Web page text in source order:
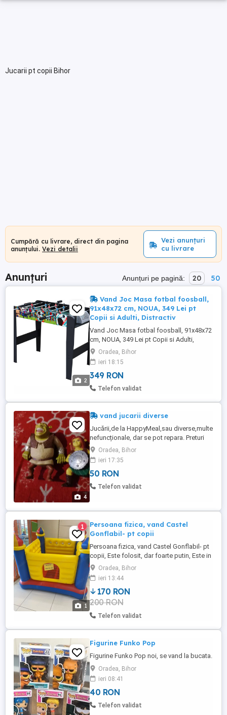
Jucarii pt copii Bihor
Cumpără cu livrare, direct din pagina
anunțului. Vezi detalii
Vezi anunțuri
cu livrare
Anunțuri Anunțuri pe pagină: 20 50
2
Vand Joc Masa fotbal foosball,
91x48x72 cm, NOUA, 349 Lei pt
Copii si Adulti, Distractiv
Vand Joc Masa fotbal foosball, 91x48x72
cm, NOUA, 349 Lei pt Copii si Adulti,
Distractiv - Tel: - Produsul este Nou
Ambalat - Produsul necesita asamblare
Contine manual de instructiuni, materiale
de instalare si montaj. - - Dimensiunea
mesei asamblate si montate: -Lungime: 91
Oradea, Bihor
ieri 18:15
349 RON
Telefon validat
4
vand jucarii diverse
Jucării,de la HappyMeal,sau diverse,multe
nefuncționale, dar se pot repara. Preturi
negociabile.
Oradea, Bihor
ieri 17:35
50 RON
Telefon validat
1
1
Persoana fizica, vand Castel
Gonflabil- pt copii
Persoana fizica, vand Castel Gonflabil- pt
copii, Este folosit, dar foarte putin, Este in
stare buna, In poza este afisata Poza de
prezentare de la Jumbo, ; de unde a fost
si achizitionat. Locatia Oradea.
Oradea, Bihor
ieri 13:44
170 RON
200 RON
Telefon validat
Figurine Funko Pop
Figurine Funko Pop noi, se vand la bucata.
Oradea, Bihor
ieri 08:41
40 RON
Telefon validat